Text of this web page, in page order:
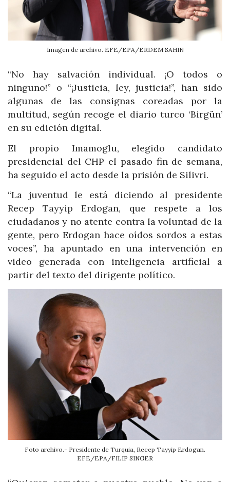
Imagen de archivo. EFE/EPA/ERDEM SAHIN
“No hay salvación individual. ¡O todos o
ninguno!” o “¡Justicia, ley, justicia!”, han sido
algunas de las consignas coreadas por la
multitud, según recoge el diario turco ‘Birgün’
en su edición digital.
El propio Imamoglu, elegido candidato
presidencial del CHP el pasado fin de semana,
ha seguido el acto desde la prisión de Silivri.
“La juventud le está diciendo al presidente
Recep Tayyip Erdogan, que respete a los
ciudadanos y no atente contra la voluntad de la
gente, pero Erdogan hace oídos sordos a estas
voces”, ha apuntado en una intervención en
video generada con inteligencia artificial a
partir del texto del dirigente político.
Foto archivo.- Presidente de Turquia, Recep Tayyip Erdogan.
EFE/EPA/FILIP SINGER